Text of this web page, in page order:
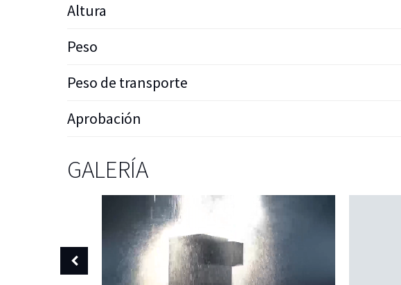
Altura
Peso
Peso de transporte
Aprobación
GALERÍA